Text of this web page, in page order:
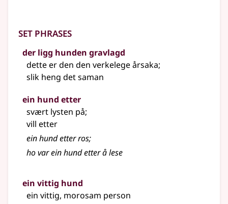
Set phrases
der ligg hunden gravlagd
dette er den den verkelege årsaka;
slik heng det saman
ein hund etter
svært lysten på;
vill etter
ein hund etter ros;
ho var ein hund etter å lese
ein vittig hund
ein vittig, morosam person